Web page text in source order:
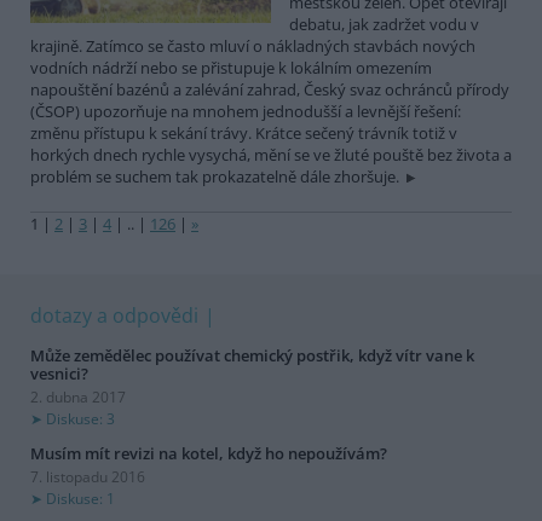
debatu, jak zadržet vodu v
krajině. Zatímco se často mluví o nákladných stavbách nových
vodních nádrží nebo se přistupuje k lokálním omezením
napouštění bazénů a zalévání zahrad, Český svaz ochránců přírody
(ČSOP) upozorňuje na mnohem jednodušší a levnější řešení:
změnu přístupu k sekání trávy. Krátce sečený trávník totiž v
horkých dnech rychle vysychá, mění se ve žluté pouště bez života a
problém se suchem tak prokazatelně dále zhoršuje.
1 | 2 | 3 | 4 | .. | 126 | »
dotazy a odpovědi
Může zemědělec používat chemický postřik, když vítr vane k
vesnici?
2. dubna 2017
Diskuse: 3
Musím mít revizi na kotel, když ho nepoužívám?
7. listopadu 2016
Diskuse: 1